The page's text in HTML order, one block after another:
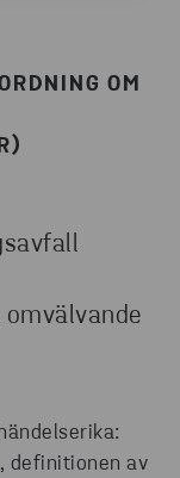
OM
omvälvande
definitionen av